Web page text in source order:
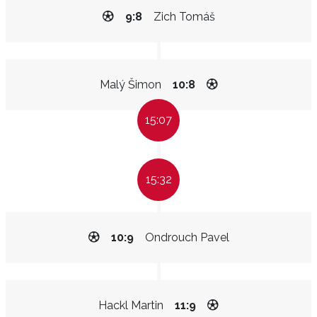
Zich Tomáš
9:8
Malý Šimon 10:8
15:07
15:32
Ondrouch Pavel
10:9
Hackl Martin 11:9